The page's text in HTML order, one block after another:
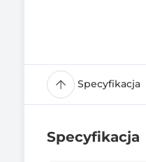
Specyfikacja
Specyfikacja